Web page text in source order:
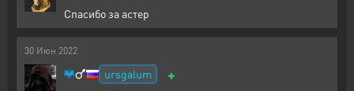
Cпасибо за астер
30 Июн 2022
ursgalum +